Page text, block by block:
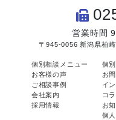
営業時間
〒945-0056 新潟県柏
個別相談メニュー
お客様の声
ご相談事例
会社案内
採用情報
個
お
イ
コ
お
個